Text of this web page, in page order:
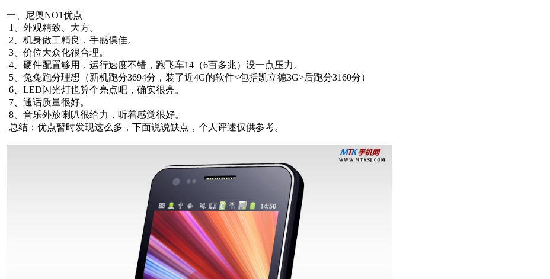
一、尼奥NO1优点
1、外观精致、大方。
2、机身做工精良，手感俱佳。
3、价位大众化很合理。
4、硬件配置够用，运行速度不错，跑飞车14（6百多兆）没一点压力。
5、兔兔跑分理想（新机跑分3694分，装了近4G的软件<包括凯立德3G>后跑分3160分）
6、LED闪光灯也算个亮点吧，确实很亮。
7、通话质量很好。
8、音乐外放喇叭很给力，听着感觉很好。
总结：优点暂时发现这么多，下面说说缺点，个人评述仅供参考。